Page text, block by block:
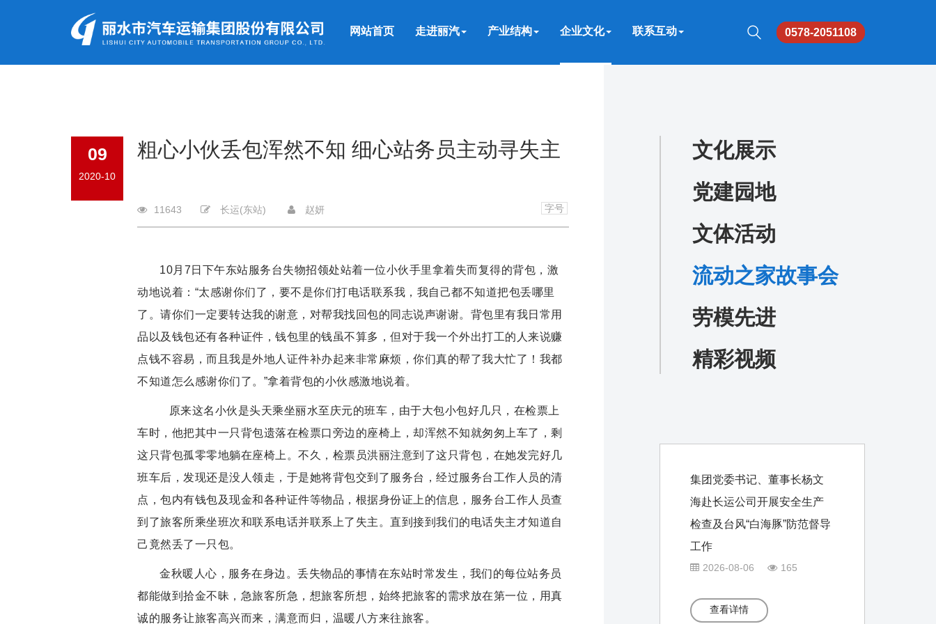
网站首页 走进丽汽 产业结构 企业文化 联系互动 0578-2051108
粗心小伙丢包浑然不知 细心站务员主动寻失主
09
2020-10
11643 长运(东站) 赵妍 字号
10月7日下午东站服务台失物招领处站着一位小伙手里拿着失而复得的背包，激
动地说着：“太感谢你们了，要不是你们打电话联系我，我自己都不知道把包丢哪里
了。请你们一定要转达我的谢意，对帮我找回包的同志说声谢谢。背包里有我日常用
品以及钱包还有各种证件，钱包里的钱虽不算多，但对于我一个外出打工的人来说赚
点钱不容易，而且我是外地人证件补办起来非常麻烦，你们真的帮了我大忙了！我都
不知道怎么感谢你们了。”拿着背包的小伙感激地说着。
原来这名小伙是头天乘坐丽水至庆元的班车，由于大包小包好几只，在检票上
车时，他把其中一只背包遗落在检票口旁边的座椅上，却浑然不知就匆匆上车了，剩
这只背包孤零零地躺在座椅上。不久，检票员洪丽注意到了这只背包，在她发完好几
班车后，发现还是没人领走，于是她将背包交到了服务台，经过服务台工作人员的清
点，包内有钱包及现金和各种证件等物品，根据身份证上的信息，服务台工作人员查
到了旅客所乘坐班次和联系电话并联系上了失主。直到接到我们的电话失主才知道自
己竟然丢了一只包。
金秋暖人心，服务在身边。丢失物品的事情在东站时常发生，我们的每位站务员
都能做到拾金不昧，急旅客所急，想旅客所想，始终把旅客的需求放在第一位，用真
诚的服务让旅客高兴而来，满意而归，温暖八方来往旅客。
文化展示
党建园地
文体活动
流动之家故事会
劳模先进
精彩视频
集团党委书记、董事长杨文
海赴长运公司开展安全生产
检查及台风“白海豚”防范督导
工作
2026-08-06 165
查看详情